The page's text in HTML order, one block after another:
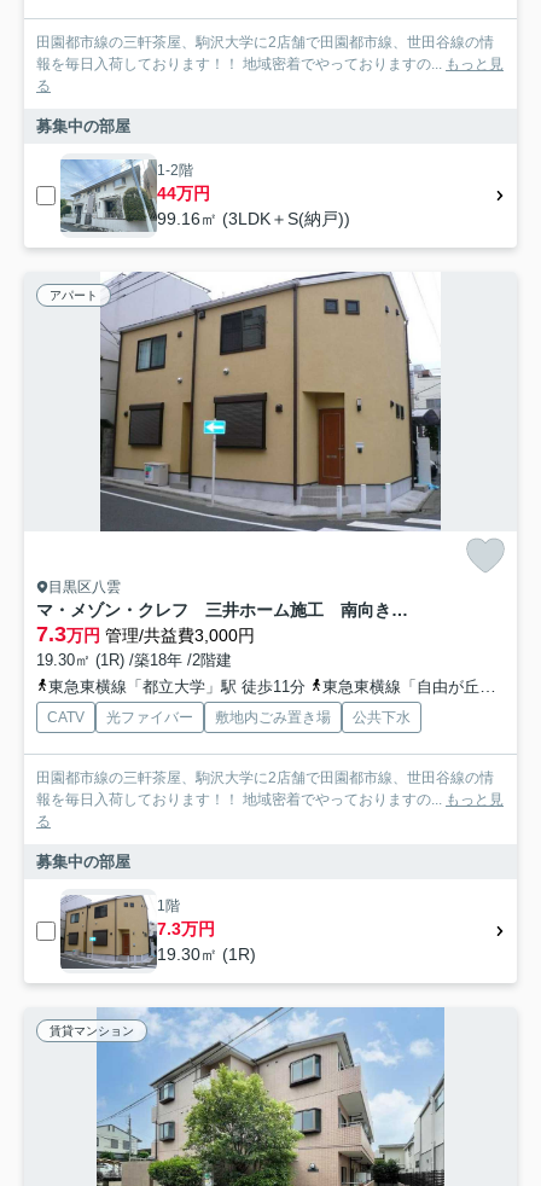
田園都市線の三軒茶屋、駒沢大学に2店舗で田園都市線、世田谷線の情
報を毎日入荷しております！！ 地域密着でやっておりますの... もっと見
る
募集中の部屋
1-2階
44万円
99.16㎡ (3LDK＋S(納戸))
アパート
目黒区八雲
マ・メゾン・クレフ 三井ホーム施工 南向き 南西角部屋
7.3万円 管理/共益費3,000円
19.30㎡ (1R) /築18年 /2階建
東急東横線「都立大学」駅 徒歩11分
東急東横線「自由が丘」駅 徒歩15分
CATV 光ファイバー 敷地内ごみ置き場 公共下水
田園都市線の三軒茶屋、駒沢大学に2店舗で田園都市線、世田谷線の情
報を毎日入荷しております！！ 地域密着でやっておりますの... もっと見
る
募集中の部屋
1階
7.3万円
19.30㎡ (1R)
賃貸マンション